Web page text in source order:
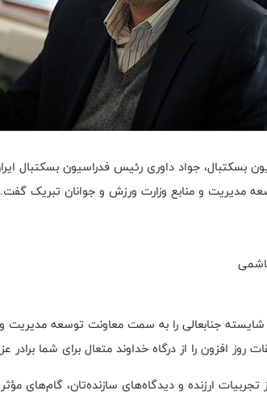
بسکتبال، جواد داوری رئیس فدراسیون بسکتبال
مدیریت و منابع وزارت ورزش و جوانان تبریک گفت.
شایسته جنابعالی را به سمت معاونت توسعه مدیریت
افزون را از درگاه خداوند متعال برای شما برادر
تجربیات ارزنده و دیدگاه‌های سازنده‌تان،